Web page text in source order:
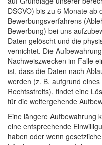
DSGVO) bis zu 6 Monate ab
Bewerbungsverfahrens
Bewerbung) bei uns
Daten gelöscht und die
vernichtet. Die
Nachweiszwecken im Falle
ist, dass die Daten nach
werden (z. B. aufgrund
Rechtsstreits), findet eine
für die weitergehende
Eine längere Aufbewahrung
eine entsprechende
haben oder wenn